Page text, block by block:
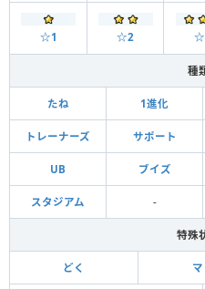
☆1 ☆2
種
たね 1進化
トレーナーズ サポート
UB ブイズ
スタジアム -
特殊
どく マ